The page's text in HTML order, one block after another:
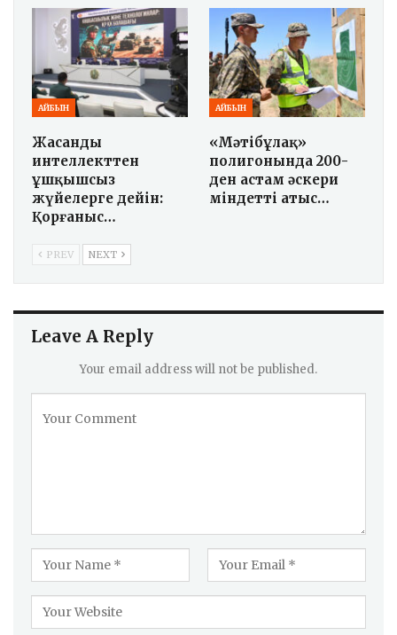
АЙБЫН
Жасанды
интеллекттен
ұшқышсыз
жүйелерге дейін:
Қорғаныс…
АЙБЫН
«Мәтібұлақ»
полигонында 200-
ден астам әскери
міндетті атыс…
PREV NEXT
Leave A Reply
Your email address will not be published.